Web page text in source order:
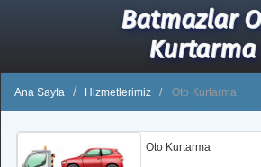
Batmazlar
Kurtarma
Ana Sayfa Hizmetlerimiz Oto Kurtarma
Oto Kurtarma